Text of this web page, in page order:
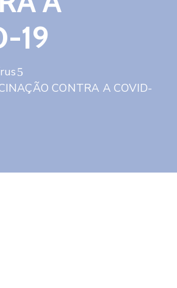
19
CONTRA A COVID-